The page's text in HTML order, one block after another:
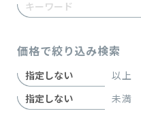
価格で絞り込み検索
以上
未満